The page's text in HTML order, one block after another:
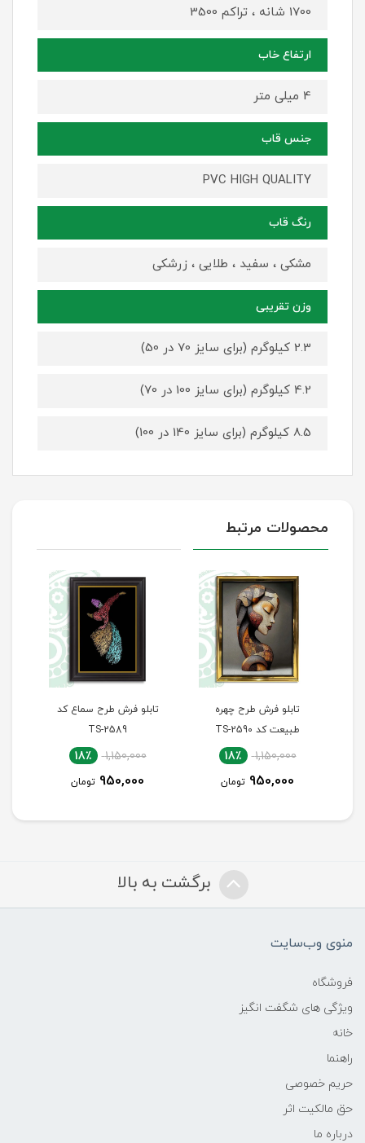
1700 شانه ، تراکم 3500
ارتفاع خاب
4 میلی متر
جنس قاب
PVC HIGH QUALITY
رنگ قاب
مشکی ، سفید ، طلایی ، زرشکی
وزن تقریبی
2.3 کیلوگرم (برای سایز 70 در 50)
4.2 کیلوگرم (برای سایز 100 در 70)
8.5 کیلوگرم (برای سایز 140 در 100)
محصولات مرتبط
تابلو فرش طرح سماع کد
TS-2589
1,150,000 18٪
950,000 تومان
تابلو فرش طرح پله‌های
سعادت کد TS-2588
1,700,000 18٪
1,400,000 تومان
برگشت به بالا
منوی وب‌سایت
فروشگاه
ویژگی های شگفت انگیز
خانه
راهنما
حریم خصوصی
حق مالکیت اثر
درباره ما